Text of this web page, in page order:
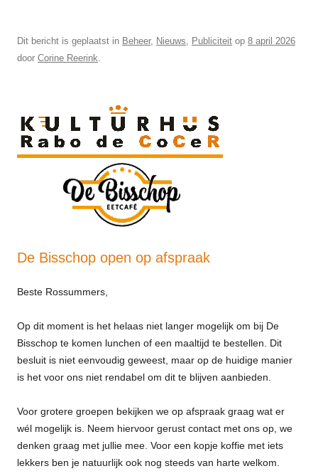
Dit bericht is geplaatst in Beheer, Nieuws Publiciteit op 8 april 2026
door Corine Reerink
De Bisschop open op afspraak
Beste Rossummers,
Op dit moment is het helaas niet langer mogelijk om bij De
Bisschop te komen lunchen of een maaltijd te bestellen. Dit
besluit is niet eenvoudig geweest, maar op de huidige manier
is het voor ons niet rendabel om dit te blijven aanbieden.
Voor grotere groepen bekijken we op afspraak graag wat er
wél mogelijk is. Neem hiervoor gerust contact met ons op, we
denken graag met jullie mee. Voor een kopje koffie met iets
lekkers ben je natuurlijk ook nog steeds van harte welkom.